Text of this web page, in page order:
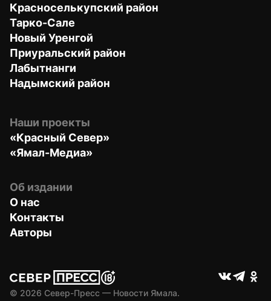
Красноселькупский район
Тарко-Сале
Новый Уренгой
Приуральский район
Лабытнанги
Надымский район
Наши проекты
«Красный Север»
«Ямал-Медиа»
Об издании
О нас
Контакты
Авторы
© 2026 Север-Пресс — Новости Ямала.